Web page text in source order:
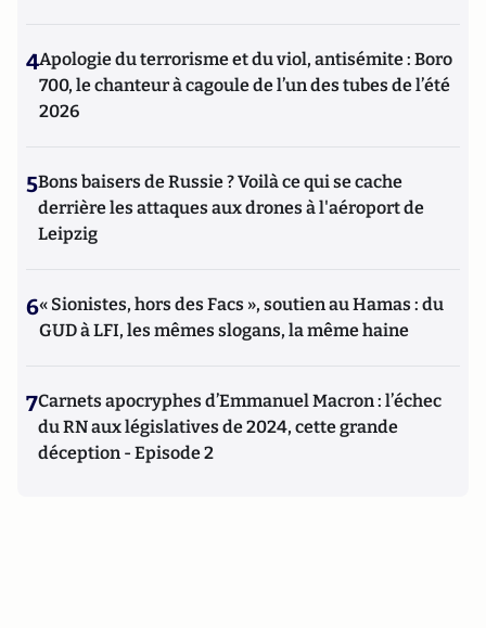
4Apologie du terrorisme et du viol, antisémite : Boro
700, le chanteur à cagoule de l’un des tubes de l’été
2026
5Bons baisers de Russie ? Voilà ce qui se cache
derrière les attaques aux drones à l'aéroport de
Leipzig
6« Sionistes, hors des Facs », soutien au Hamas : du
GUD à LFI, les mêmes slogans, la même haine
7Carnets apocryphes d’Emmanuel Macron : l’échec
du RN aux législatives de 2024, cette grande
déception - Episode 2